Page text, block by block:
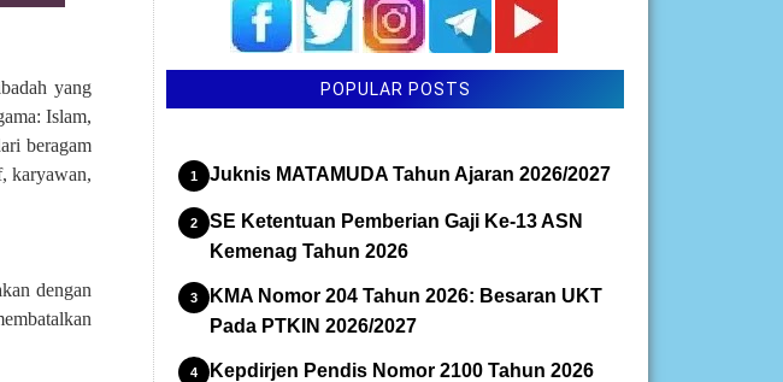
yang
Islam,
beragam
karyawan,
dengan
POPULAR POSTS
Juknis MATAMUDA Tahun Ajaran 2026/2027
SE Ketentuan Pemberian Gaji Ke-13 ASN
Kemenag Tahun 2026
KMA Nomor 204 Tahun 2026: Besaran UKT
Pada PTKIN 2026/2027
Kepdirjen Pendis Nomor 2100 Tahun 2026